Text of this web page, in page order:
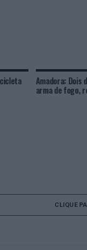
Amadora: Dois
arma de fogo,
CLIQUE